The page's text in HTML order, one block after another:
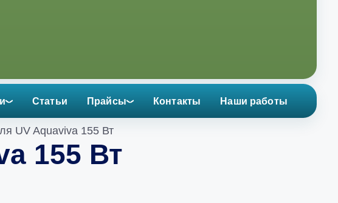
Статьи Прайсы Контакты Наши работы
UV Aquaviva 155 Вт
155 Вт